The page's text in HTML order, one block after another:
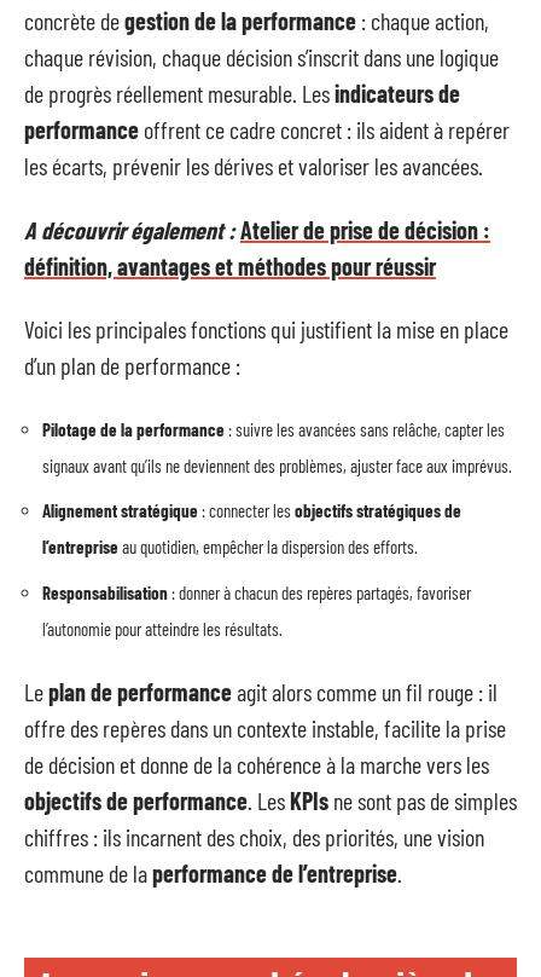
concrète degestion de la performance : chaque action,
chaque révision, chaque décision s’inscrit dans une logique
de progrès réellement mesurable. Lesindicateurs de
performance offrent ce cadre concret : ils aident à repérer
les écarts, prévenir les dérives et valoriser les avancées.
A découvrir également :Atelier de prise de décision :
définition, avantages et méthodes pour réussir
Voici les principales fonctions qui justifient la mise en place
d’un plan de performance :
Pilotage de la performance : suivre les avancées sans relâche, capter les
signaux avant qu’ils ne deviennent des problèmes, ajuster face aux imprévus.
Alignement stratégique : connecter les objectifs stratégiques de
l’entrepriseau quotidien, empêcher la dispersion des efforts.
Responsabilisation : donner à chacun des repères partagés, favoriser
l’autonomie pour atteindre les résultats.
Leplan de performanceagit alors comme un fil rouge : il
offre des repères dans un contexte instable, facilite la prise
de décision et donne de la cohérence à la marche vers les
objectifs de performance. LesKPIs ne sont pas de simples
chiffres : ils incarnent des choix, des priorités, une vision
commune de laperformance de l’entreprise.